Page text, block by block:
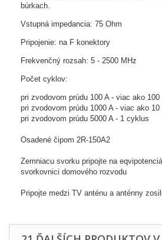
búrkach
Vstupná impedancia: 75 Ohm
Pripojenie: na F konektory
Frekvenčný rozsah: 5 - 2500 MHz
Počet cyklov:
pri zvodovom prúdu 100 A - viac ako 100
pri zvodovom prúdu 1000 A - viac ako 10
pri zvodovom prúdu 5000 A - 1 cyklus
Osadené čipom 2R-150A2
Zemniacu svorku pripojte na
svorkovnici domového rozvodu
Pripojte medzi TV anténu a anténny